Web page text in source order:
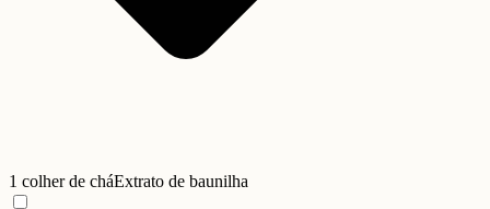
1 colher de cháExtrato de baunilha